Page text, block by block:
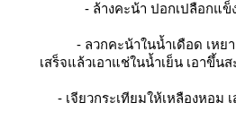
- ล้างคะน้า ปอกเปลือกแข็
- ลวกคะน้าในน้ำเดือด เห
เสร็จแล้วเอาแช่ในน้ำเย็น เอาขึ้น
- เจียวกระเทียมให้เหลืองหอม